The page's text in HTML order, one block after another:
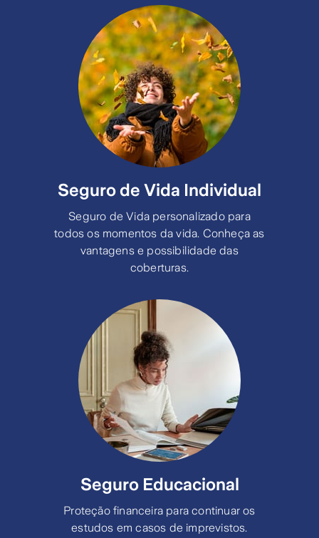
Seguro de Vida Individual
Seguro de Vida personalizado para
todos os momentos da vida. Conheça as
vantagens e possibilidade das
coberturas.
Seguro Educacional
Proteção financeira para continuar os
estudos em casos de imprevistos.